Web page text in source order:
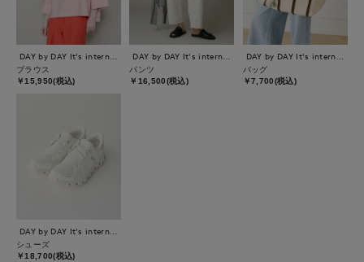
ブラウス
￥15,950(税込)
パンツ
￥16,500(税込)
バッグ
￥7,700(税込)
シューズ
￥18,700(税込)